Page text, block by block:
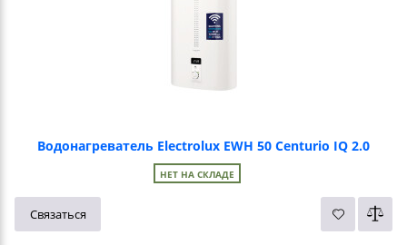
Водонагреватель Electrolux EWH 50 Centurio IQ 2.0
НЕТ НА СКЛАДЕ
Связаться